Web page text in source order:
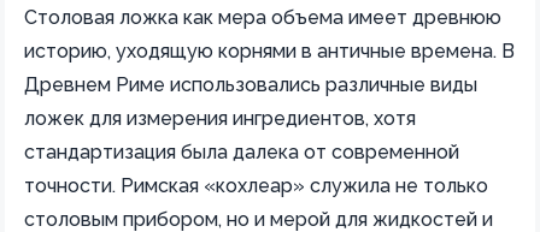
Столовая ложка как мера объема имеет древнюю
историю, уходящую корнями в античные времена. В
Древнем Риме использовались различные виды
ложек для измерения ингредиентов, хотя
стандартизация была далека от современной
точности. Римская «кохлеар» служила не только
столовым прибором, но и мерой для жидкостей и